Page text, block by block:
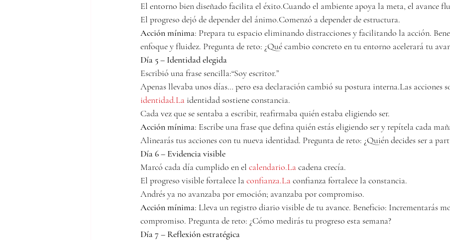
El entorno bien diseñado facilita el éxito.Cuando el ambiente apoya la meta, el avance
El progreso dejó de depender del ánimo.Comenzó a depender de estructura.
Acción mínima: Prepara tu espacio eliminando distracciones y facilitando la acción.
enfoque y fluidez. Pregunta de reto: ¿Qué cambio concreto en tu entorno acelerará tu
Día 5 – Identidad elegida
Escribió una frase sencilla:“Soy escritor.”
Apenas llevaba unos días… pero esa declaración cambió su postura interna.Las acciones
identidad.La identidad sostiene constancia.
Cada vez que se sentaba a escribir, reafirmaba quién estaba eligiendo ser.
Acción mínima: Escribe una frase que defina quién estás eligiendo ser y repítela cada
Alinearás tus acciones con tu nueva identidad. Pregunta de reto: ¿Quién decides ser a
Día 6 – Evidencia visible
Marcó cada día cumplido en el calendario.La cadena crecía.
El progreso visible fortalece la confianza.La confianza fortalece la constancia.
Andrés ya no avanzaba por emoción; avanzaba por compromiso.
Acción mínima: Lleva un registro diario visible de tu avance. Beneficio: Incrementarás
compromiso. Pregunta de reto: ¿Cómo medirás tu progreso esta semana?
Día 7 – Reflexión estratégica